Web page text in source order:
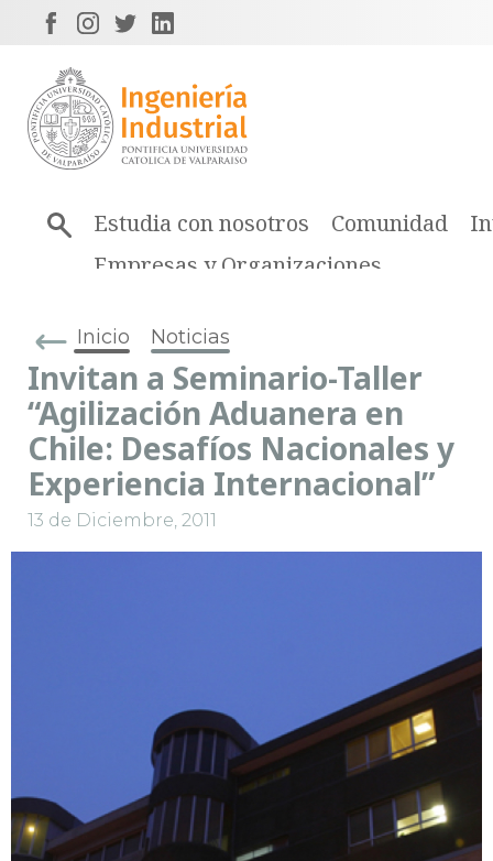
Estudia con nosotros Comunidad
Empresas y Organizaciones
Inicio Noticias
Invitan a Seminario-Taller
“Agilización Aduanera en
Chile: Desafíos Nacionales y
Experiencia Internacional”
13 de Diciembre, 2011